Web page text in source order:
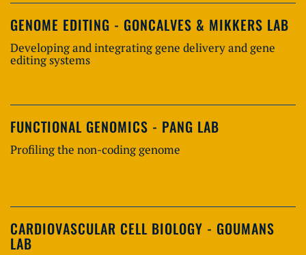
GENOME EDITING - GONCALVES & MIKKERS LAB
Developing and integrating gene delivery and gene
editing systems
FUNCTIONAL GENOMICS - PANG LAB
Profiling the non-coding genome
CARDIOVASCULAR CELL BIOLOGY - GOUMANS
LAB